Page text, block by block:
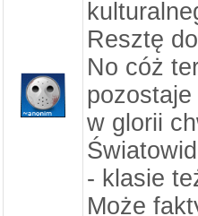
Resztę
No cóż
w glorii
- klasie
Może